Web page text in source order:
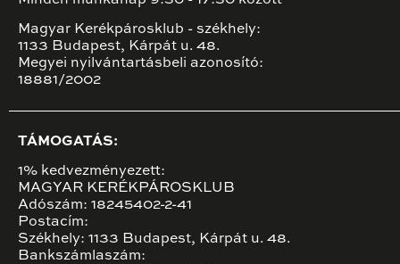
Magyar Kerékpárosklub - székhely:
1133 Budapest, Kárpát u. 48.
Megyei nyilvántartásbeli azonosító:
18881/2002
TÁMOGATÁS:
1% kedvezményezett:
MAGYAR KERÉKPÁROSKLUB
Adószám: 18245402-2-41
Postacím:
Székhely: 1133 Budapest, Kárpát u. 48.
Bankszámlaszám: